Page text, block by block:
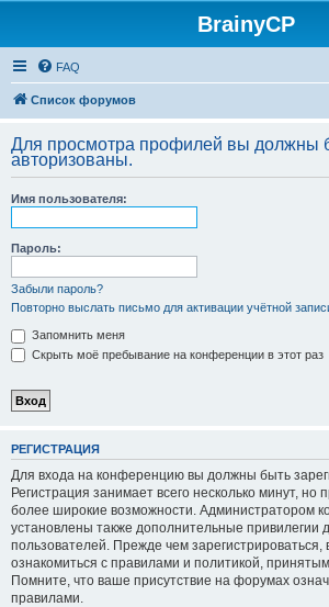
BrainyCP
FAQ
Список форумов
Для просмотра профилей вы должны
авторизованы.
Имя пользователя:
Пароль:
Забыли пароль?
Повторно выслать письмо для активации учётной
Запомнить меня
Скрыть моё пребывание на конференции в этот раз
РЕГИСТРАЦИЯ
Для входа на конференцию вы должны быть
Регистрация занимает всего несколько минут, но
более широкие возможности. Администратором
установлены также дополнительные привилегии
пользователей. Прежде чем зарегистрироваться,
ознакомиться с правилами и политикой,
Помните, что ваше присутствие на форумах
правилами.